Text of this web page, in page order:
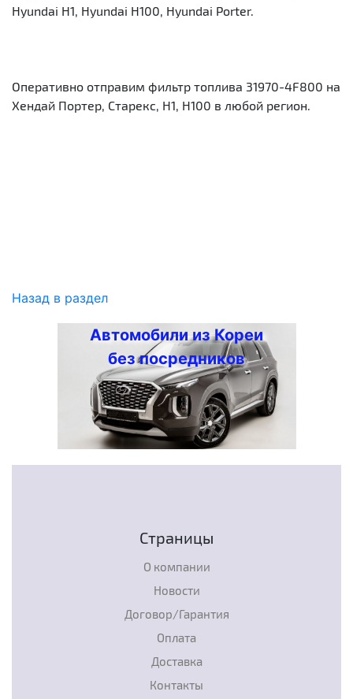
Hyundai H1, Hyundai H100, Hyundai Porter.
Оперативно отправим фильтр топлива 31970-4F800 на
Хендай Портер, Старекс, Н1, Н100 в любой регион.
Назад в раздел
Автомобили из Кореи
без посредников
Страницы
О компании
Новости
Договор/Гарантия
Оплата
Доставка
Контакты